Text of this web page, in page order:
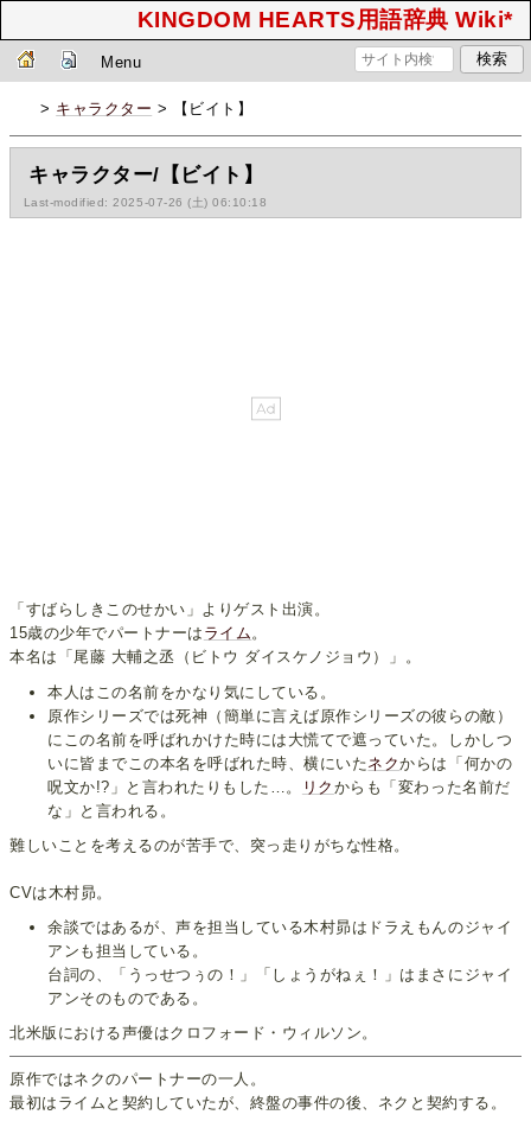
KINGDOM HEARTS用語辞典 Wiki*
Menu
> キャラクター > 【ビイト】
キャラクター/【ビイト】
Last-modified: 2025-07-26 (土) 06:10:18
「すばらしきこのせかい」よりゲスト出演。
15歳の少年でパートナーは ライム。
本名は「尾藤 大輔之丞（ビトウ ダイスケノジョウ）」。
本人はこの名前をかなり気にしている。
原作シリーズでは死神（簡単に言えば原作シリーズの彼らの敵）
にこの名前を呼ばれかけた時には大慌てで遮っていた。しかしつ
いに皆までこの本名を呼ばれた時、横にいたネクからは「何かの
呪文か!?」と言われたりもした…。
リク からも「変わった名前だ
な」と言われる。
難しいことを考えるのが苦手で、突っ走りがちな性格。
CVは木村昴。
余談ではあるが、声を担当している木村昴はドラえもんのジャイ
アンも担当している。
台詞の、「うっせつぅの！」「しょうがねぇ！」はまさにジャイ
アンそのものである。
北米版における声優はクロフォード・ウィルソン。
原作ではネクのパートナーの一人。
最初はライムと契約していたが、終盤の事件の後、ネクと契約する。